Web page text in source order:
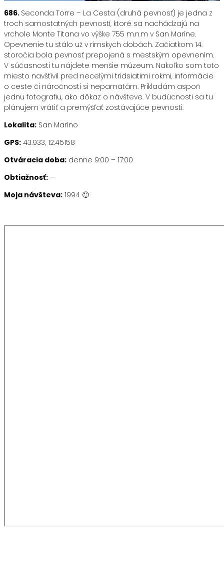
686. Seconda Torre – La Cesta (druhá pevnosť) je jedna z
troch samostatných pevností, ktoré sa nachádzajú na
vrchole Monte Titana vo výške 755 m.n.m v San Maríne.
Opevnenie tu stálo už v rímskych dobách. Začiatkom 14.
storočia bola pevnosť prepojená s mestským opevnením.
V súčasnosti tu nájdete menšie múzeum. Nakoľko som toto
miesto navštívil pred necelými tridsiatimi rokmi, informácie
o ceste či náročnosti si nepamätám. Prikladám aspoň
jednu fotografiu, ako dôkaz o návšteve. V budúcnosti sa tu
plánujem vrátiť a premýšľať zostávajúce pevnosti.
Lokalita: San Maríno
GPS: 43.933, 12.45158
Otváracia doba: denne 9:00 – 17:00
Obtiažnosť: —
Moja návšteva: 1994 🙂